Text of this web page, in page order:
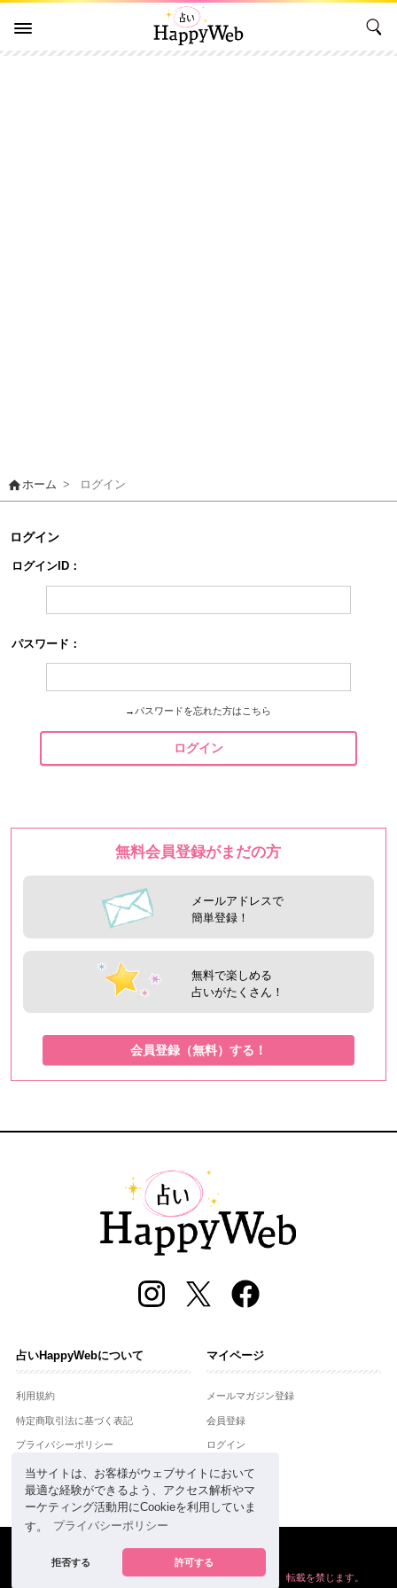
当サイトは、お客様がウェブサイトにおいて
最適な経験ができるよう、アクセス解析やマ
ーケティング活動用にCookieを利用していま
す。
プライバシーポリシー
拒否する 許可する
homeホーム > ログイン
ログイン
ログインID：
パスワード：
→ パスワードを忘れた方はこちら
ログイン
無料会員登録がまだの方
メールアドレスで
簡単登録！
無料で楽しめる
占いがたくさん！
会員登録（無料）する！
占いHappyWebについて
利用規約
特定商取引法に基づく表記
プライバシーポリシー
運営会社
お問合せ
マイページ
メールマガジン登録
会員登録
ログイン
powered by
掲載の情報や画像など、すべてのコンテンツの無断複写、転載を禁じます。